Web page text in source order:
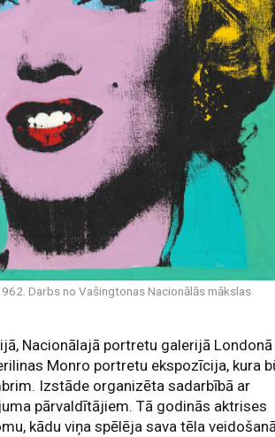
Darbs no Vašingtonas Nacionālās mākslas
Nacionālajā portretu galerijā Londonā
Monro portretu ekspozīcija, kura
Izstāde organizēta sadarbībā ar
pārvaldītājiem. Tā godinās aktrises
kādu viņa spēlēja sava tēla